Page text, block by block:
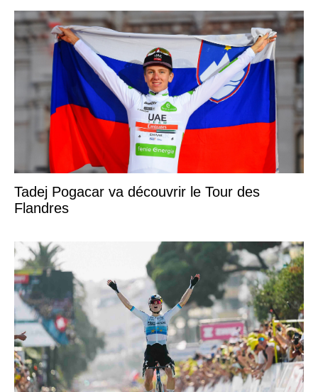
Tadej Pogacar va découvrir le Tour des
Flandres